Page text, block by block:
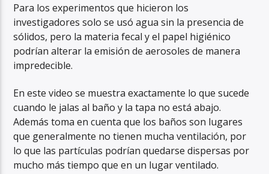
Para los experimentos que hicieron los
investigadores solo se usó agua sin la presencia de
sólidos, pero la materia fecal y el papel higiénico
podrían alterar la emisión de aerosoles de manera
impredecible.
En este video se muestra exactamente lo que sucede
cuando le jalas al baño y la tapa no está abajo.
Además toma en cuenta que los baños son lugares
que generalmente no tienen mucha ventilación, por
lo que las partículas podrían quedarse dispersas por
mucho más tiempo que en un lugar ventilado.